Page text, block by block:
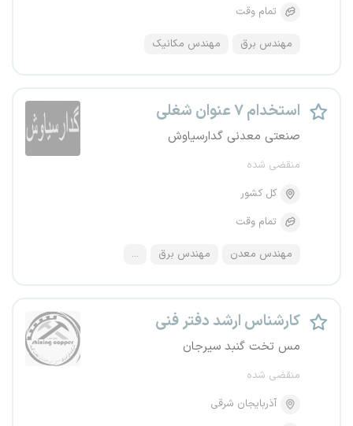
تمام وقت
مهندس برق مهندس مکانیک
استخدام ۷ عنوان شغلی
صنعتی معدنی گدارسیاوش
منقضی شده
کل کشور
تمام وقت
مهندس معدن مهندس برق ...
کارشناس ارشد دفتر فنی
مس تخت گنبد سیرجان
منقضی شده
آذربایجان شرقی